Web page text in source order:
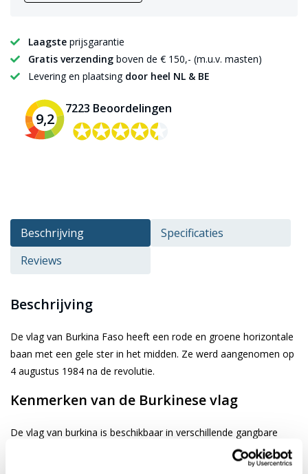
Laagste prijsgarantie
Gratis verzending boven de € 150,- (m.u.v. masten)
Levering en plaatsing door heel NL & BE
9,2
7223 Beoordelingen
✪✪✪✪✪
✪✪✪✪✪
Beschrijving
Specificaties
Reviews
Beschrijving
De vlag van Burkina Faso heeft een rode en groene horizontale
baan met een gele ster in het midden. Ze werd aangenomen op
4 augustus 1984 na de revolutie.
Kenmerken van de Burkinese vlag
De vlag van burkina is beschikbaar in verschillende gangbare
afmetingen. Je kiest de gewenste afbeelding via de keuze optie.
De vlag is gemaakt van 3-draads geweven glanspolyester